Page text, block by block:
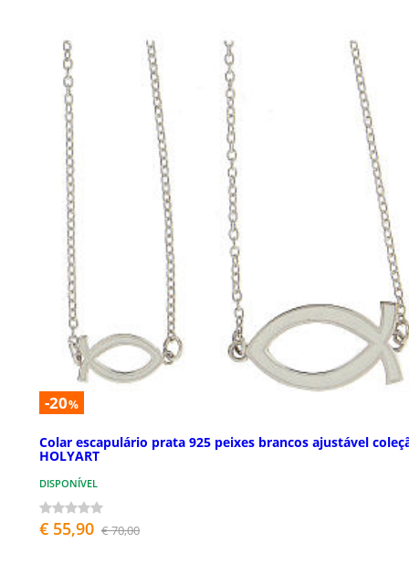
-20%
Colar escapulário prata 925 peixes brancos ajustável
HOLYART
DISPONÍVEL
€ 55,90 € 70,00